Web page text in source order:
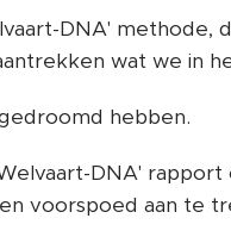
DNA' methode,
wat we in
hebben.
DNA'
voorspoed aan te